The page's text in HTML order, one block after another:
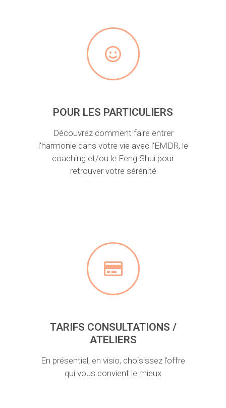
POUR LES PARTICULIERS
Découvrez comment faire entrer
l'harmonie dans votre vie avec l'EMDR, le
coaching et/ou le Feng Shui pour
retrouver votre sérénité
TARIFS CONSULTATIONS /
ATELIERS
En présentiel, en visio, choisissez l'offre
qui vous convient le mieux